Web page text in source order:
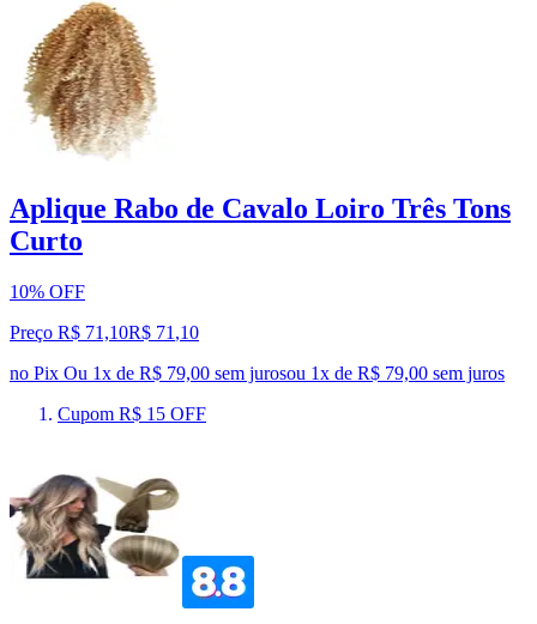
Aplique Rabo de Cavalo Loiro Três Tons
Curto
10% OFF
Preço R$ 71,10R$ 71 ,10
no Pix Ou 1x de R$ 79,00 sem jurosou 1x de R$ 79,00 sem juros
Cupom R$ 15 OFF